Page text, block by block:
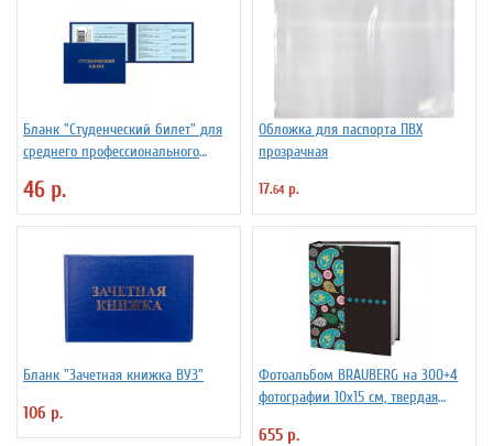
Бланк "Студенческий билет" для
среднего профессионального
46 р.
Обложка для паспорта ПВХ
прозрачная
17.64р.
Бланк "Зачетная книжка ВУЗ"
106 р.
Фотоальбом BRAUBERG на 300+4
фотографии 10х15 см, твердая
655 р.